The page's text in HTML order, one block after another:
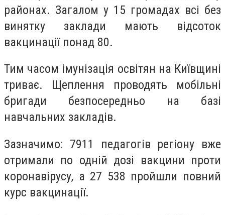
районах. Загалом у 15 громадах всі без
винятку заклади мають відсоток
вакцинації понад 80.
Тим часом імунізація освітян на Київщині
триває. Щеплення проводять мобільні
бригади безпосередньо на базі
навчальних закладів.
Зазначимо: 7911 педагогів регіону вже
отримали по одній дозі вакцини проти
коронавірусу, а 27 538 пройшли повний
курс вакцинації.